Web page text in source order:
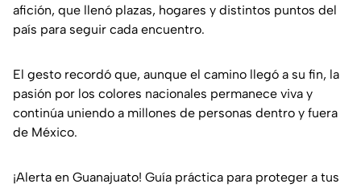
afición, que llenó plazas, hogares y distintos puntos del
país para seguir cada encuentro.
El gesto recordó que, aunque el camino llegó a su fin, la
pasión por los colores nacionales permanece viva y
continúa uniendo a millones de personas dentro y fuera
de México.
¡Alerta en Guanajuato! Guía práctica para proteger a tus